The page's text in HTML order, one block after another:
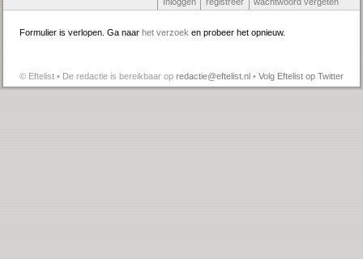
Formulier is verlopen. Ga naar het verzoek en probeer het opnieuw.
© Eftelist • De redactie is bereikbaar op redactie@eftelist.nl • Volg Eftelist op Twitter